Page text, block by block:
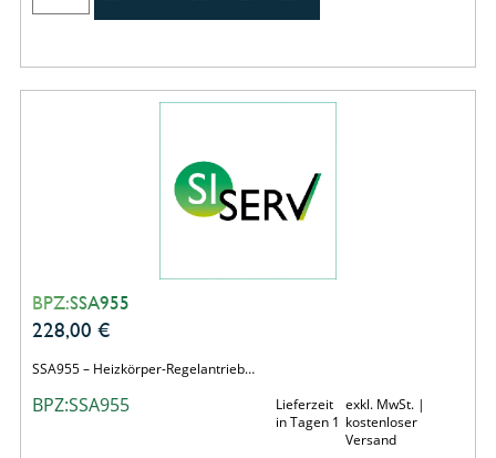
BPZ:SSA955
228,00 €
SSA955 – Heizkörper-Regelantrieb…
BPZ:SSA955
Lieferzeit
in Tagen 1
exkl. MwSt. |
kostenloser
Versand